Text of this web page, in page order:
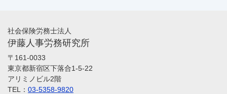
社会保険労務士法人
伊藤人事労務研究所
〒161-0033
東京都新宿区下落合1-5-22
アリミノビル2階
TEL： 03-5358-9820